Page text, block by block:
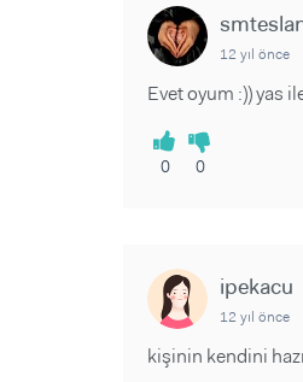
12 yıl önce
Evet oyum :)) yas
0 0
ipekacu
12 yıl önce
kişinin kendini